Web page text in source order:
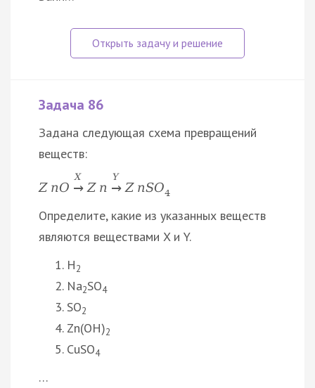
Задача 86
Задана следующая схема превращений
веществ:
Z nO
X
→ Z n
Y
→ Z nSO4
Определите, какие из указанных веществ
являются веществами X и Y.
H2
Na2SO4
SO2
Zn(OH)2
CuSO4
…